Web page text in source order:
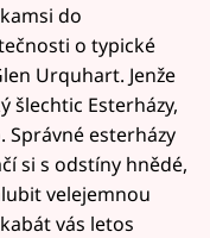
do
o typické
Urquhart. Jenže
šlechtic Esterházy,
Správné esterházy
si s odstíny hnědé,
velejemnou
vás letos